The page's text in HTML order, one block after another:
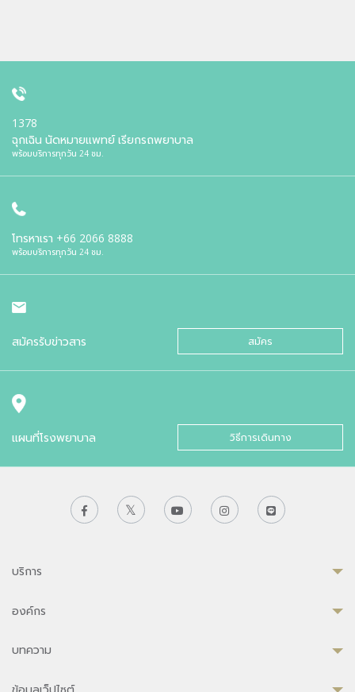
1378
ฉุกเฉิน นัดหมายแพทย์ เรียกรถพยาบาล
พร้อมบริการทุกวัน 24 ชม.
โทรหาเรา +66 2066 8888
พร้อมบริการทุกวัน 24 ชม.
สมัครรับข่าวสาร สมัคร
แผนที่โรงพยาบาล วิธีการเดินทาง
บริการ
องค์กร
บทความ